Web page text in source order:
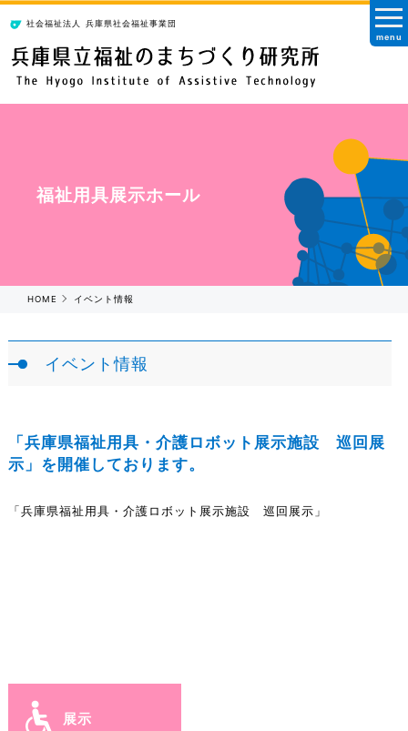
社会福祉法人
兵庫県社会福祉事業団
menu
福祉用具展示ホール
HOME イベント情報
イベント情報
「兵庫県福祉用具・介護ロボット展示施設 巡回展
示」を開催しております。
「兵庫県福祉用具・介護ロボット展示施設 巡回展示」
展示